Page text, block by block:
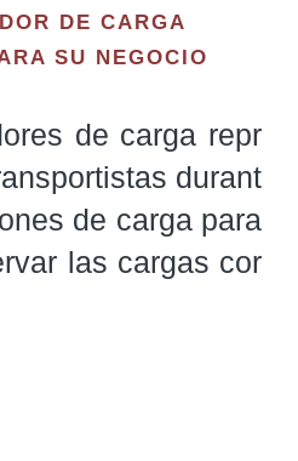
DE CARGA
SU NEGOCIO
de carga repr
durant
de carga para
las cargas cor